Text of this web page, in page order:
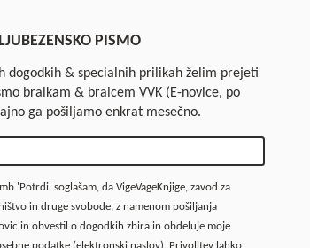
PISMO
dogodkih & specialnih prilikah želim prejeti
bralkam & bralcem VVK (E-novice, po
ga pošiljamo enkrat mesečno.
'Potrdi' soglašam, da VigeVageKnjige, zavod za
in druge svobode, z namenom pošiljanja
in obvestil o dogodkih zbira in obdeluje moje